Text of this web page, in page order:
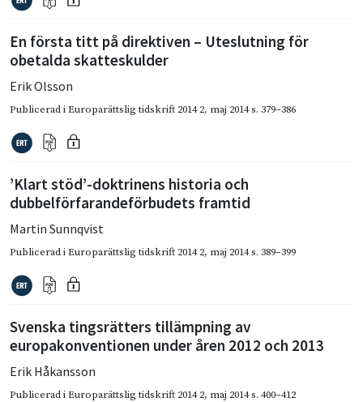
En första titt på direktiven – Uteslutning för
obetalda skatteskulder
Erik Olsson
Publicerad iEuroparättslig tidskrift 2014 2, maj 2014s. 379–386
’Klart stöd’-doktrinens historia och
dubbelförfarandeförbudets framtid
Martin Sunnqvist
Publicerad iEuroparättslig tidskrift 2014 2, maj 2014s. 389–399
Svenska tingsrätters tillämpning av
europakonventionen under åren 2012 och 2013
Erik Håkansson
Publicerad iEuroparättslig tidskrift 2014 2, maj 2014s. 400–412